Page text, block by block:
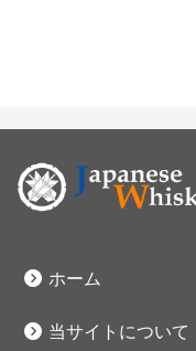
ホーム
当サイトについて